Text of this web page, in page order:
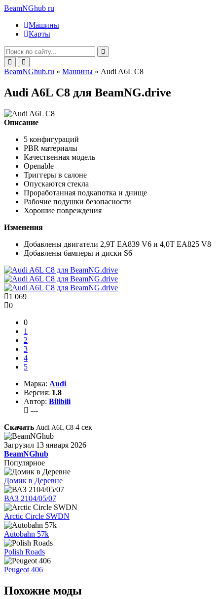
BeamNGhub ru
Машины
Карты
BeamNGhub.ru » Машины » Audi A6L C8
Audi A6L C8 для BeamNG.drive
Описание
5 конфигураций
PBR материалы
Качественная модель
Openable
Триггеры в салоне
Опускаются стекла
Проработанная подкапотка и днище
Рабочие подушки безопасности
Хорошие повреждения
Изменения
Добавлены двигатели 2,9T EA839 V6 и 4,0T EA825 V8
Добавлены бамперы и диски S6
1 069
0
0
1
2
3
4
5
Марка: Audi
Версия: 1.8
Автор: Bilibili
---
Скачать Audi A6L C8 4 сек
Загрузил 13 января 2026
BeamNGhub
Популярное
Домик в Деревне
ВАЗ 2104/05/07
Arctic Circle SWDN
Autobahn 57k
Polish Roads
Peugeot 406
Похожие моды